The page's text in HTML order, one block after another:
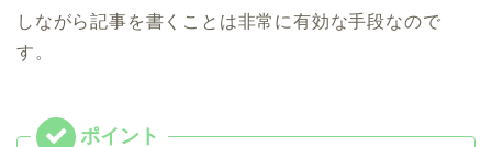
しながら記事を書くことは非常に有効な手段なので
す。